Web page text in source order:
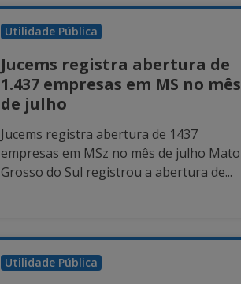
Utilidade Pública
Jucems registra abertura de
1.437 empresas em MS no mês
de julho
Jucems registra abertura de 1437
empresas em MSz no mês de julho Mato
Grosso do Sul registrou a abertura de...
Utilidade Pública